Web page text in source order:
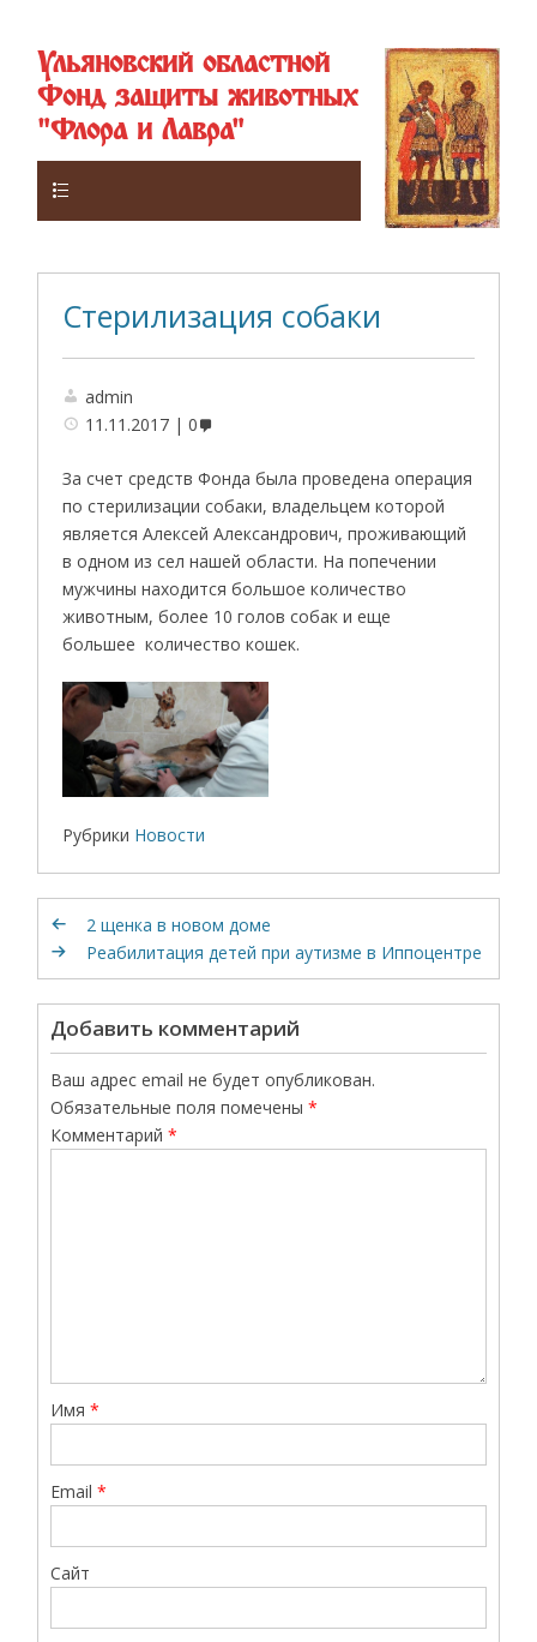
Ульяновский областной
Фонд защиты животных
"Флора и Лавра"
Стерилизация собаки
admin
11.11.2017
0
За счет средств Фонда была проведена операция
по стерилизации собаки, владельцем которой
является Алексей Александрович, проживающий
в одном из сел нашей области. На попечении
мужчины находится большое количество
животным, более 10 голов собак и еще
большее количество кошек.
Рубрики Новости
2 щенка в новом доме
Реабилитация детей при аутизме в Иппоцентре
Добавить комментарий
Ваш адрес email не будет опубликован.
Обязательные поля помечены*
Комментарий*
Имя*
Email*
Сайт